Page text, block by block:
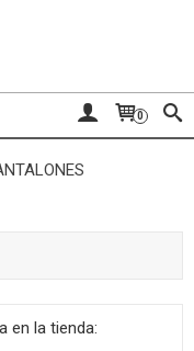
0
en la tienda: